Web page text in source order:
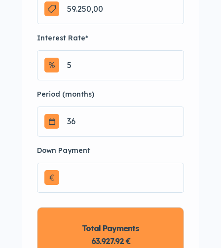
Interest Rate*
Period (months)
Down Payment
€
Total Payments
63.927.92 €